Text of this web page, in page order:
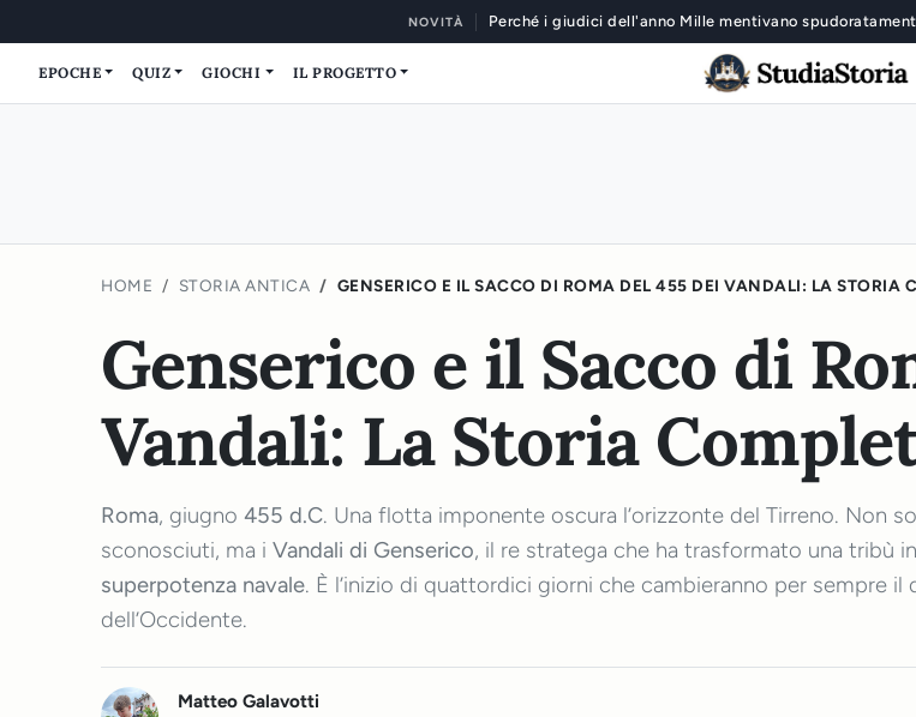
NOVITÀ Perché i giudici dell'anno Mille mentivano
EPOCHE QUIZ GIOCHI IL PROGETTO
HOME STORIA ANTICA GENSERICO E IL SACCO DI ROMA DEL 455 DEI VANDALI: LA STORIA
Genserico e il Sacco di
Vandali: La Storia
Roma, giugno 455 d.C. Una flotta imponente oscura l’orizzonte del Tirreno. Non
sconosciuti, ma i Vandali di Genserico, il re stratega che ha trasformato una tribù
superpotenza navale. È l’inizio di quattordici giorni che cambieranno per sempre il
dell’Occidente.
Matteo Galavotti